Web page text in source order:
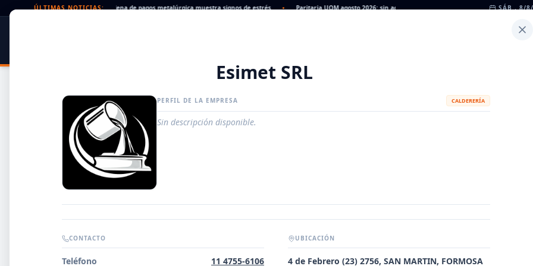
ÚLTIMAS NOTICIAS:
rechazados en alza: la cadena de pagos metalúrgica muestra signos de estrés • Paritaria UOM agosto 2026: sin acuerdo, siguen vigentes los valores de abril •
SÁB., 8/
DISTRIBUIDORES METALÚRGICAS FABRICANTES
Esimet SRL
PERFIL DE LA EMPRESA CALDERERÍA
Sin descripción disponible.
CONTACTO
Teléfono 11 4755-6106
UBICACIÓN
4 de Febrero (23) 2756, SAN MARTIN, FORMOSA